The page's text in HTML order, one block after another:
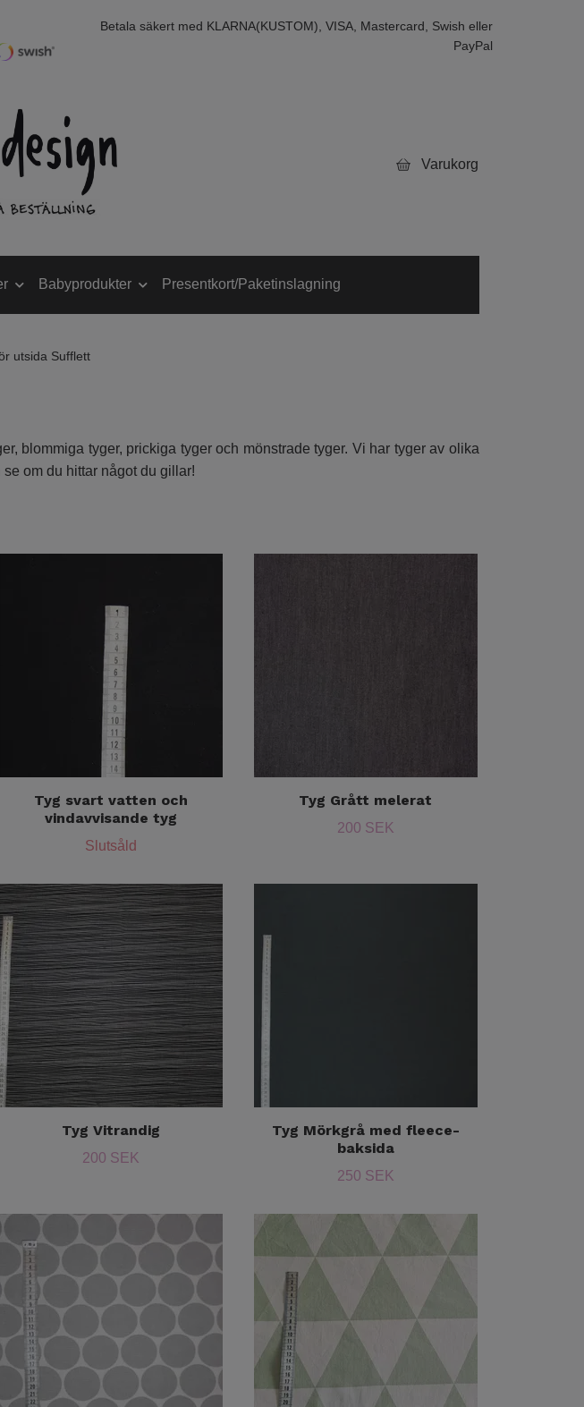
Betala säkert med KLARNA(KUSTOM), VISA, Mastercard, Swish eller
PayPal
Varukorg
Babyprodukter Presentkort/Paketinslagning
utsida Sufflett
blommiga tyger, prickiga tyger och mönstrade tyger. Vi har tyger av olika
om du hittar något du gillar!
Tyg svart vatten och
vindavvisande tyg
Slutsåld
Tyg Grått melerat
200 SEK
Tyg Vitrandig
200 SEK
Tyg Mörkgrå med fleece-
baksida
250 SEK